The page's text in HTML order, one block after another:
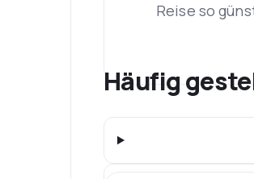
Reise so
Häufig